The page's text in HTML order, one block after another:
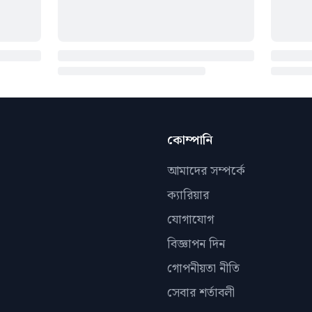
কোম্পানি
আমাদের সম্পর্কে
ক্যারিয়ার
যোগাযোগ
বিজ্ঞাপন দিন
গোপনীয়তা নীতি
সেবার শর্তাবলী